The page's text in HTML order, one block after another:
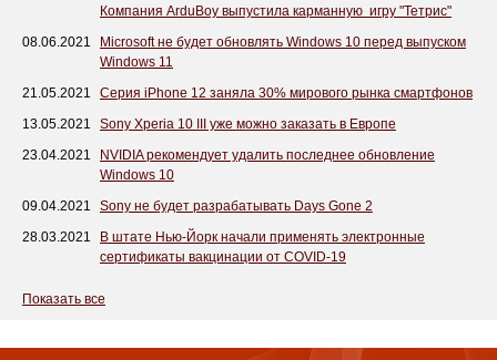
Компания ArduBoy выпустила карманную игру "Тетрис"
08.06.2021
Microsoft не будет обновлять Windows 10 перед выпуском
Windows 11
21.05.2021
Серия iPhone 12 заняла 30% мирового рынка смартфонов
13.05.2021
Sony Xperia 10 III уже можно заказать в Европе
23.04.2021
NVIDIA рекомендует удалить последнее обновление
Windows 10
09.04.2021
Sony не будет разрабатывать Days Gone 2
28.03.2021
В штате Нью-Йорк начали применять электронные
сертификаты вакцинации от COVID-19
Показать все